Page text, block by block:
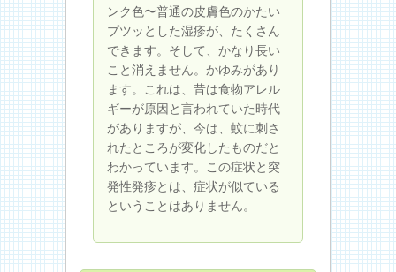
ンク色〜普通の皮膚色のかたい
プツッとした湿疹が、たくさん
できます。そして、かなり長い
こと消えません。かゆみがあり
ます。これは、昔は食物アレル
ギーが原因と言われていた時代
がありますが、今は、蚊に刺さ
れたところが変化したものだと
わかっています。この症状と突
発性発疹とは、症状が似ている
ということはありません。